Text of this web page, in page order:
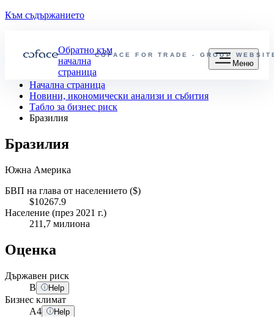
Към съдържанието
COFACE FOR TRADE - GROUP
Обратно към
начална
страница
Меню
Начална страница
Новини, икономически анализи и събития
Табло за бизнес риск
Бразилия
Бразилия
Южна Америка
БВП на глава от населението ($)
$10267.9
Население (през 2021 г.)
211,7 милиона
Оценка
Държавен риск
B
Help
Бизнес климат
A4 Help